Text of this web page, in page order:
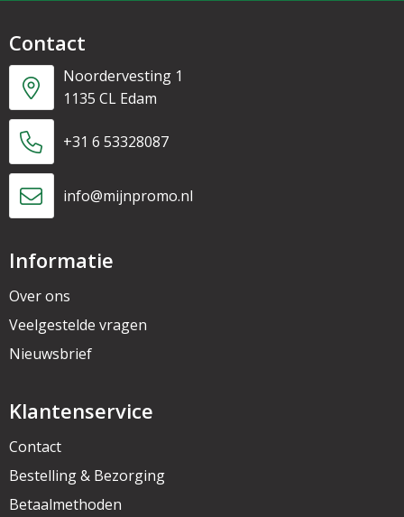
Contact
Noordervesting 1
1135 CL Edam
+31 6 53328087
info@mijnpromo.nl
Informatie
Over ons
Veelgestelde vragen
Nieuwsbrief
Klantenservice
Contact
Bestelling & Bezorging
Betaalmethoden